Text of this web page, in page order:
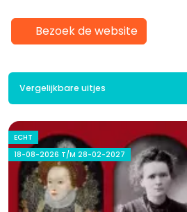
Bezoek de website
Vergelijkbare uitjes
ECHT
18-08-2026 T/M 28-02-2027